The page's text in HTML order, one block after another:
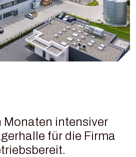
Monaten intensiver
für die Firma